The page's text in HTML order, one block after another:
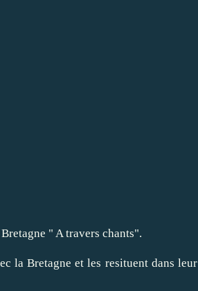
" A travers chants".
la Bretagne et les resituent dans leur